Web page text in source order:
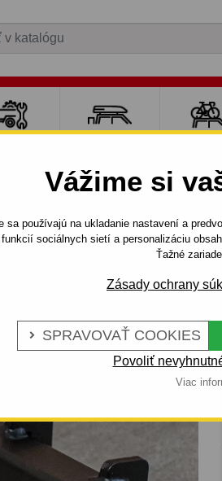
Vážime si
sa používajú na ukladanie nastavení a
sociálnych sietí a personalizáciu
Ťažné
Zásady ochrany
 SPRAVOVAŤ COOKIES
Povoliť
Viac
HONDA
SYSTÉM -